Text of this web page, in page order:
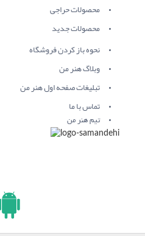
محصولات حراجی
محصولات جدید
نحوه باز کردن فروشگاه
وبلاگ هنر من
تبلیغات صفحه اول هنر من
تماس با ما
تیم هنر من